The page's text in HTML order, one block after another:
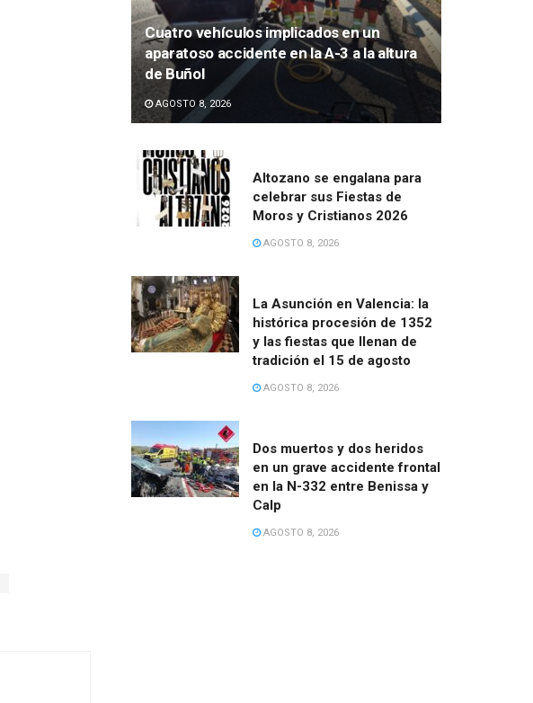
Cuatro vehículos implicados en un
aparatoso accidente en la A-3 a la altura
de Buñol
AGOSTO 8, 2026
Altozano se engalana para
celebrar sus Fiestas de
Moros y Cristianos 2026
AGOSTO 8, 2026
La Asunción en Valencia: la
histórica procesión de 1352
y las fiestas que llenan de
tradición el 15 de agosto
AGOSTO 8, 2026
Dos muertos y dos heridos
en un grave accidente frontal
en la N-332 entre Benissa y
Calp
AGOSTO 8, 2026